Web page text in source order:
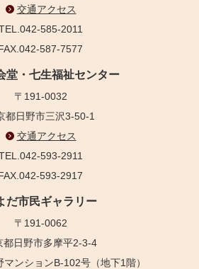
交通アクセス
585-2011
587-7577
堂・七生福祉センター
〒191-0032
都日野市三沢3-50-1
交通アクセス
593-2911
593-2917
だ市民ギャラリー
〒191-0062
都日野市多摩平2-3-4
ンションB-102号（地下1階）